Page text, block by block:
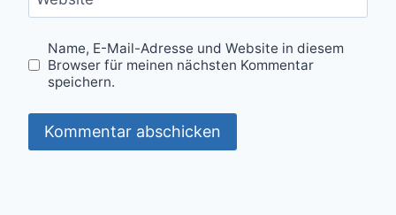
Name, E-Mail-Adresse und Website in diesem
Browser für meinen nächsten Kommentar
speichern.